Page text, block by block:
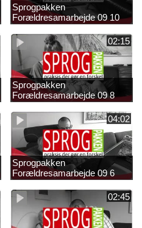
Sprogpakken
Forældresamarbejde 09 10
02:15
Sprogpakken
Forældresamarbejde 09 8
04:02
Sprogpakken
Forældresamarbejde 09 6
02:45